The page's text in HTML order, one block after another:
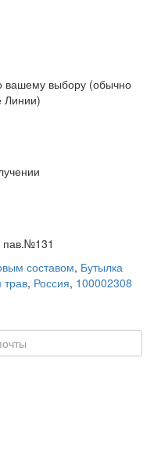
вашему выбору (обычно
Линии)
пав.№131
составом, Бутылка
трав, Россия, 100002308